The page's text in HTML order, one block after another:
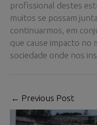
profissional destes
muitos se possam
continuarmos, em
que cause impacto no
sociedade onde nos
← Previous Post